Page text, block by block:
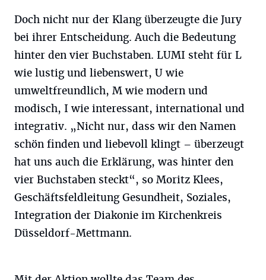
Doch nicht nur der Klang überzeugte die Jury
bei ihrer Entscheidung. Auch die Bedeutung
hinter den vier Buchstaben. LUMI steht für L
wie lustig und liebenswert, U wie
umweltfreundlich, M wie modern und
modisch, I wie interessant, international und
integrativ. „Nicht nur, dass wir den Namen
schön finden und liebevoll klingt – überzeugt
hat uns auch die Erklärung, was hinter den
vier Buchstaben steckt“, so Moritz Klees,
Geschäftsfeldleitung Gesundheit, Soziales,
Integration der Diakonie im Kirchenkreis
Düsseldorf-Mettmann.